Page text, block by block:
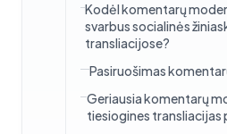
Kodėl komentarų
svarbus socialinės
transliacijose?
Pasiruošimas
Geriausia komentarų
tiesiogines transliacijas